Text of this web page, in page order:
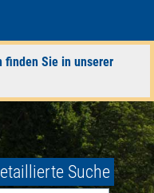
finden Sie in unserer
Suche